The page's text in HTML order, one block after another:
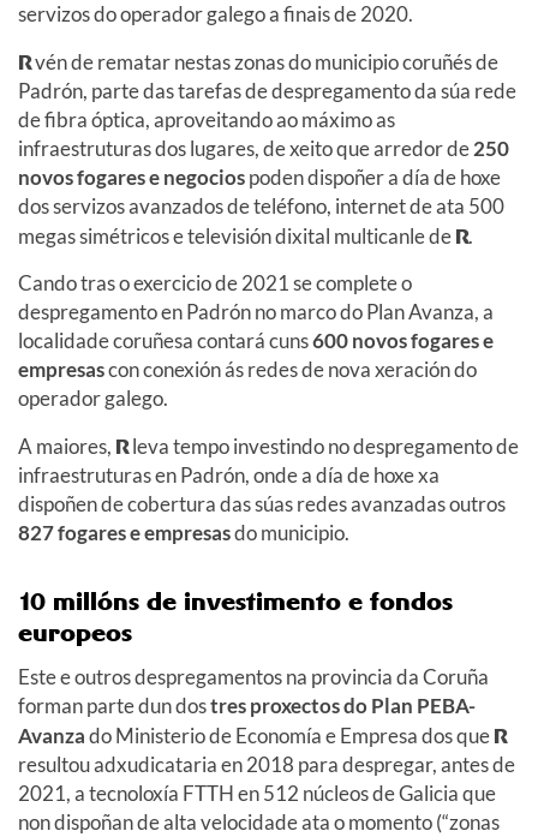
servizos do operador galego a finais de 2020.
Rvén de rematar nestas zonas do municipio coruñés de
Padrón, parte das tarefas de despregamento da súa rede
de fibra óptica, aproveitando ao máximo as
infraestruturas dos lugares, de xeito que arredor de250
novos fogares e negociospoden dispoñer a día de hoxe
dos servizos avanzados de teléfono, internet de ata 500
megas simétricos e televisión dixital multicanle deR.
Cando tras o exercicio de 2021 se complete o
despregamento en Padrón no marco do Plan Avanza, a
localidade coruñesa contará cuns600 novos fogares e
empresascon conexión ás redes de nova xeración do
operador galego.
A maiores, Rleva tempo investindo no despregamento de
infraestruturas en Padrón, onde a día de hoxe xa
dispoñen de cobertura das súas redes avanzadas outros
827 fogares e empresasdo municipio.
10 millóns de investimento e fondos
europeos
Este e outros despregamentos na provincia da Coruña
forman parte dun dostres proxectos do Plan PEBA-
Avanzado Ministerio de Economía e Empresa dos queR
resultou adxudicataria en 2018 para despregar, antes de
2021, a tecnoloxía FTTH en 512 núcleos de Galicia que
non dispoñan de alta velocidade ata o momento (“zonas